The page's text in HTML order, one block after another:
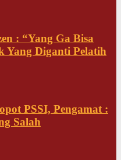
: “Yang Ga Bisa
Yang Diganti Pelatih
PSSI, Pengamat :
Salah